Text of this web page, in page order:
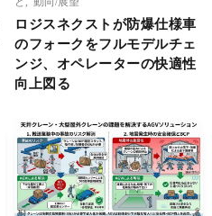
ロジスネクストが防爆仕様車
のフォークをフルモデルチェ
ンジ、オペレーターの快適性
向上図る